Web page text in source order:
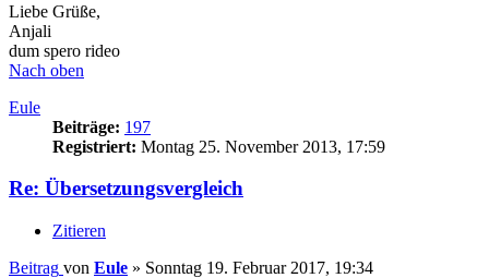
Liebe Grüße,
Anjali
dum spero rideo
Nach oben
Eule
Beiträge: 197
Registriert: Montag 25. November 2013, 17:59
Re: Übersetzungsvergleich
Zitieren
Beitrag von Eule » Sonntag 19. Februar 2017, 19:34